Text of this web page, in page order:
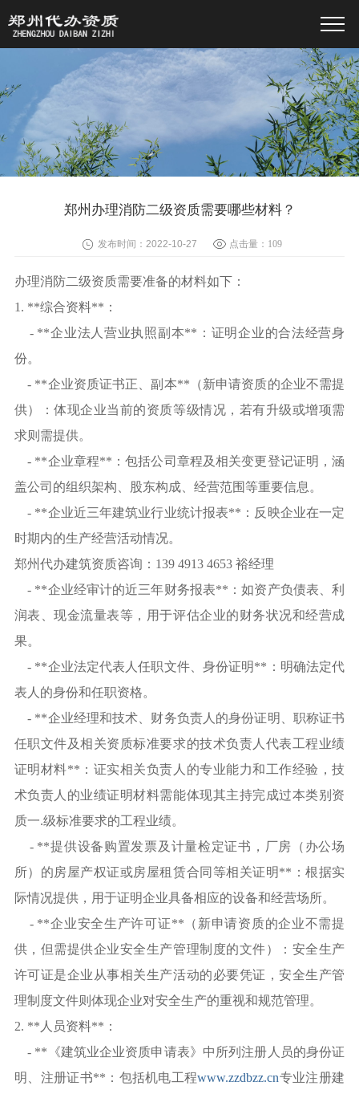
郑州办理消防二级资质需要哪些材料？
发布时间：2022-10-27 点击量： 109
办理消防二级资质需要准备的材料如下：
1. **综合资料**：
- **企业法人营业执照副本**：证明企业的合法经营身
份。
- **企业资质证书正、副本**（新申请资质的企业不需提
供）：体现企业当前的资质等级情况，若有升级或增项需
求则需提供。
- **企业章程**：包括公司章程及相关变更登记证明，涵
盖公司的组织架构、股东构成、经营范围等重要信息。
- **企业近三年建筑业行业统计报表**：反映企业在一定
时期内的生产经营活动情况。
郑州代办建筑资质咨询：139 4913 4653 裕经理
- **企业经审计的近三年财务报表**：如资产负债表、利
润表、现金流量表等，用于评估企业的财务状况和经营成
果。
- **企业法定代表人任职文件、身份证明**：明确法定代
表人的身份和任职资格。
- **企业经理和技术、财务负责人的身份证明、职称证书
任职文件及相关资质标准要求的技术负责人代表工程业绩
证明材料**：证实相关负责人的专业能力和工作经验，技
术负责人的业绩证明材料需能体现其主持完成过本类别资
质一.级标准要求的工程业绩。
- **提供设备购置发票及计量检定证书，厂房（办公场
所）的房屋产权证或房屋租赁合同等相关证明**：根据实
际情况提供，用于证明企业具备相应的设备和经营场所。
- **企业安全生产许可证**（新申请资质的企业不需提
供，但需提供企业安全生产管理制度的文件）：安全生产
许可证是企业从事相关生产活动的必要凭证，安全生产管
理制度文件则体现企业对安全生产的重视和规范管理。
2. **人员资料**：
- **《建筑业企业资质申请表》中所列注册人员的身份证
明、注册证书**：包括机电工程www.zzdbzz.cn专业注册建